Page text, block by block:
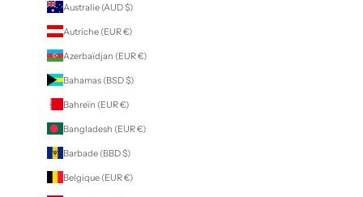
Australie (AUD $)
Autriche (EUR €)
Azerbaïdjan (EUR €)
Bahamas (BSD $)
Bahreïn (EUR €)
Bangladesh (EUR €)
Barbade (BBD $)
Belgique (EUR €)